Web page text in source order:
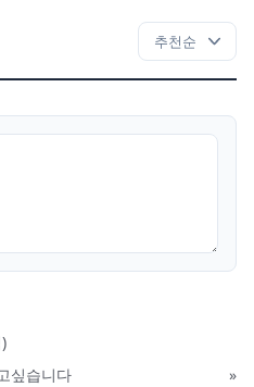
싶습니다
»